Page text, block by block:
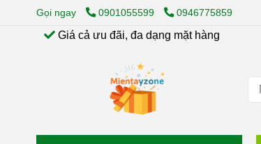
Gọi ngay 0901055599 0946775859
Giá cả ưu đãi, đa dạng mặt hàng